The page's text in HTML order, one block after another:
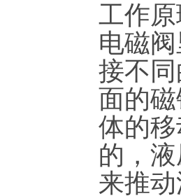
工作
电磁
接不
面的
体的
的，
来推